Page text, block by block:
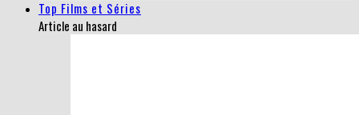
Top Films et Séries
Article au hasard